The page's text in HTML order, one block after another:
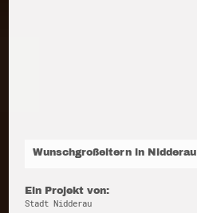
Wunschgroßeltern in Nidderau
Ein Projekt von:
Stadt Nidderau